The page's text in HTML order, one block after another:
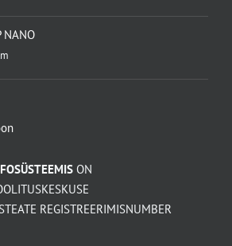
NANO
ON
REGISTREERIMISNUMBER